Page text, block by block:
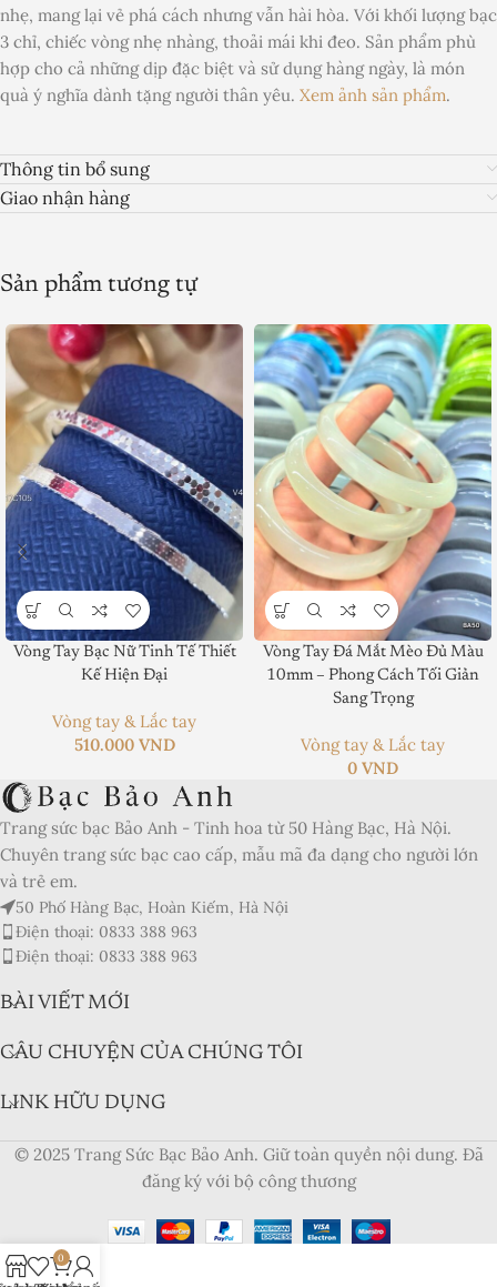
nhẹ, mang lại vẻ phá cách nhưng vẫn hài hòa. Với khối lượng bạc
3 chỉ, chiếc vòng nhẹ nhàng, thoải mái khi đeo. Sản phẩm phù
hợp cho cả những dịp đặc biệt và sử dụng hàng ngày, là món
quà ý nghĩa dành tặng người thân yêu. Xem ảnh sản phẩm.
Product SKU:
Product Brand:
Price Valid Until:
Product In-Stock:
Xếp hạng của biên tập viên:
5
Thông tin bổ sung
Giao nhận hàng
Sản phẩm tương tự
Vòng Tay Bạc Nữ Tinh Tế Thiết
Kế Hiện Đại
Vòng tay & Lắc tay
510.000 VND
Vòng Tay Đá Mắt Mèo Đủ Màu
10mm – Phong Cách Tối Giản
Sang Trọng
Vòng tay & Lắc tay
0 VND
Trang sức bạc Bảo Anh - Tinh hoa từ 50 Hàng Bạc, Hà Nội.
Chuyên trang sức bạc cao cấp, mẫu mã đa dạng cho người lớn
và trẻ em.
50 Phố Hàng Bạc, Hoàn Kiếm, Hà Nội
Điện thoại: 0833 388 963
Điện thoại: 0833 388 963
BÀI VIẾT MỚI
CÂU CHUYỆN CỦA CHÚNG TÔI
LINK HỮU DỤNG
© 2025 Trang Sức Bạc Bảo Anh. Giữ toàn quyền nội dung. Đã
đăng ký với bộ công thương
0